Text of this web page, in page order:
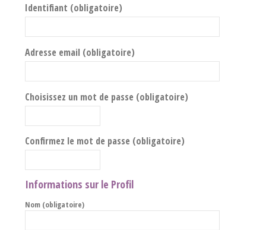
Identifiant (obligatoire)
Adresse email (obligatoire)
Choisissez un mot de passe (obligatoire)
Confirmez le mot de passe (obligatoire)
Informations sur le Profil
Nom (obligatoire)